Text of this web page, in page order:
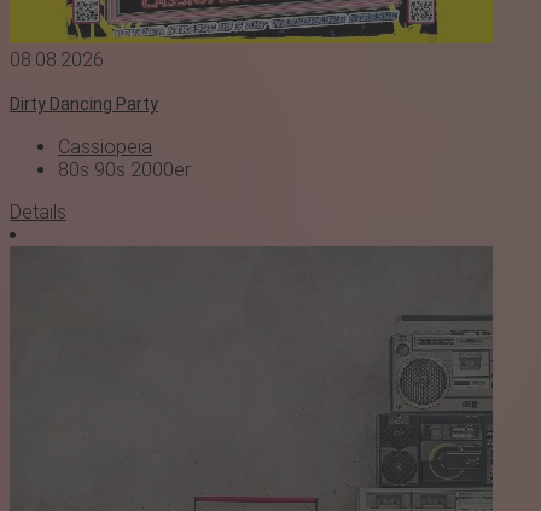
08.08.2026
Dirty Dancing Party
Cassiopeia
80s 90s 2000er
Details